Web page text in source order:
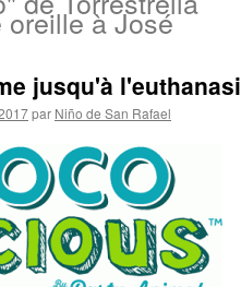
oreille à José
jusqu'à
par Niño de San Rafael